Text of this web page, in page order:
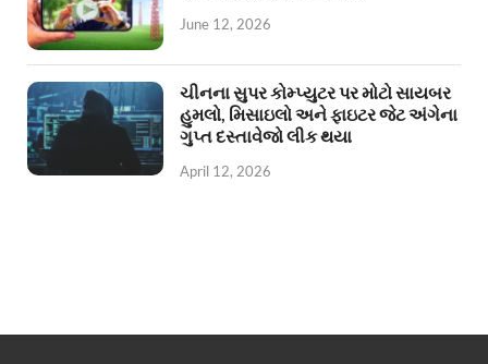
June 12, 2026
ચીનના સુપર કોમ્પ્યુટર પર મોટો સાયબર
હુમલો, મિસાઇલો અને ફાઇટર જેટ અંગેના
ગુપ્ત દસ્તાવેજો લીક થયા
April 12, 2026